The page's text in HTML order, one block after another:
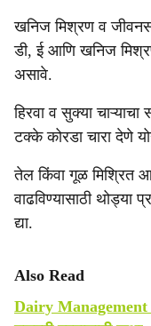
खनिज मिश्रण व
डी, ई आणि खनिज
असावे.
हिरवा व सुक्या
टक्के कोरडा चारा देणे
तेल किंवा गूळ मिश्रित
वाढविण्यासाठी
द्या.
Also Read
Dairy Management :